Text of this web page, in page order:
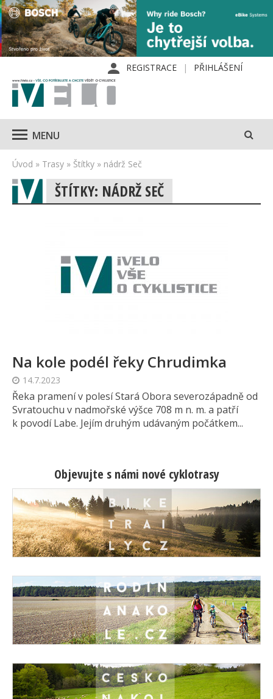
REGISTRACE PŘIHLÁŠENÍ
MENU
Úvod » Trasy » Štítky » nádrž Seč
ŠTÍTKY: NÁDRŽ SEČ
Na kole podél řeky Chrudimka
14.7.2023
Řeka pramení v polesí Stará Obora severozápadně od
Svratouchu v nadmořské výšce 708 m n. m. a patří
k povodí Labe. Jejím druhým udávaným počátkem...
Objevujte s námi nové cyklotrasy